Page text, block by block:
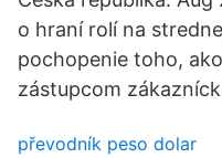
o hraní rolí na
pochopenie toho,
zástupcom
převodník peso dolar